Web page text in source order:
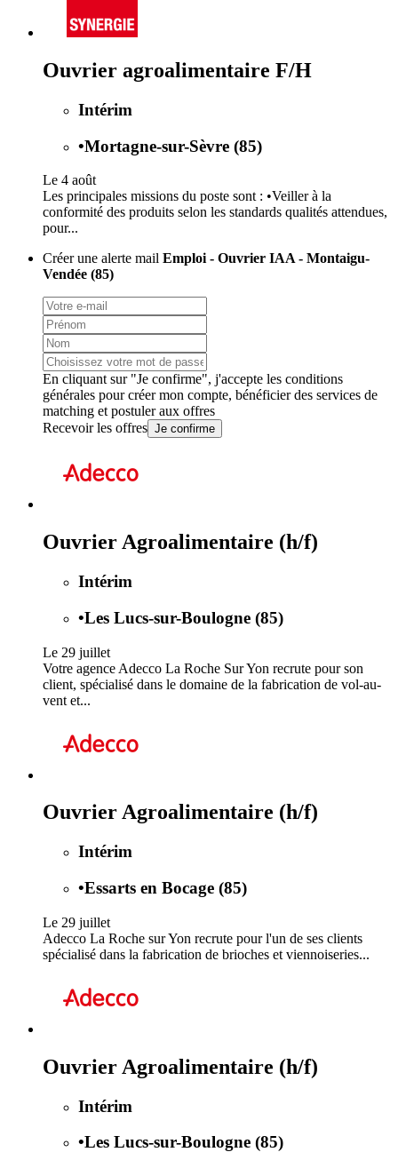
Ouvrier agroalimentaire F/H
Intérim
•Mortagne-sur-Sèvre (85)
Le 4 août
Les principales missions du poste sont : •Veiller à la
conformité des produits selon les standards qualités attendues,
pour...
Créer une alerte mail Emploi - Ouvrier IAA - Montaigu-
Vendée (85)
En cliquant sur "Je confirme", j'accepte les conditions
générales pour créer mon compte, bénéficier des services de
matching et postuler aux offres
Recevoir les offres Je confirme
Ouvrier Agroalimentaire (h/f)
Intérim
•Les Lucs-sur-Boulogne (85)
Le 29 juillet
Votre agence Adecco La Roche Sur Yon recrute pour son
client, spécialisé dans le domaine de la fabrication de vol-au-
vent et...
Ouvrier Agroalimentaire (h/f)
Intérim
•Essarts en Bocage (85)
Le 29 juillet
Adecco La Roche sur Yon recrute pour l'un de ses clients
spécialisé dans la fabrication de brioches et viennoiseries...
Ouvrier Agroalimentaire (h/f)
Intérim
•Les Lucs-sur-Boulogne (85)